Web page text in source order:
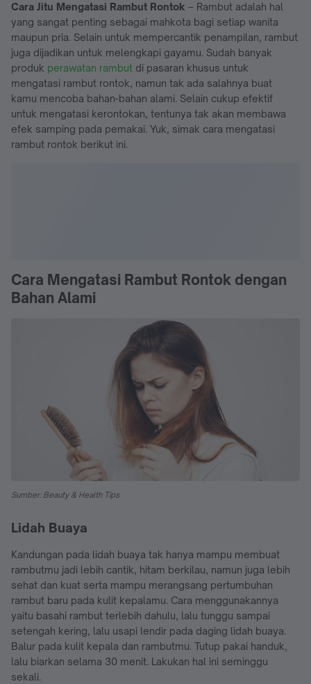
Cara Jitu Mengatasi Rambut Rontok – Rambut adalah hal
yang sangat penting sebagai mahkota bagi setiap wanita
maupun pria. Selain untuk mempercantik penampilan, rambut
juga dijadikan untuk melengkapi gayamu. Sudah banyak
produk perawatan rambut di pasaran khusus untuk
mengatasi rambut rontok, namun tak ada salahnya buat
kamu mencoba bahan-bahan alami. Selain cukup efektif
untuk mengatasi kerontokan, tentunya tak akan membawa
efek samping pada pemakai. Yuk, simak cara mengatasi
rambut rontok berikut ini.
Cara Mengatasi Rambut Rontok dengan
Bahan Alami
Sumber: Beauty & Health Tips
Lidah Buaya
Kandungan pada lidah buaya tak hanya mampu membuat
rambutmu jadi lebih cantik, hitam berkilau, namun juga lebih
sehat dan kuat serta mampu merangsang pertumbuhan
rambut baru pada kulit kepalamu. Cara menggunakannya
yaitu basahi rambut terlebih dahulu, lalu tunggu sampai
setengah kering, lalu usapi lendir pada daging lidah buaya.
Balur pada kulit kepala dan rambutmu. Tutup pakai handuk,
lalu biarkan selama 30 menit. Lakukan hal ini seminggu
sekali.